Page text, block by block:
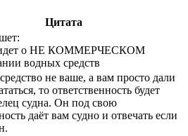
Цитата
идет о НЕ КОММЕРЧЕСКОМ
водных средств
не ваше, а вам просто дали
то ответственность будет
судна. Он под свою
даёт вам судно и отвечать если